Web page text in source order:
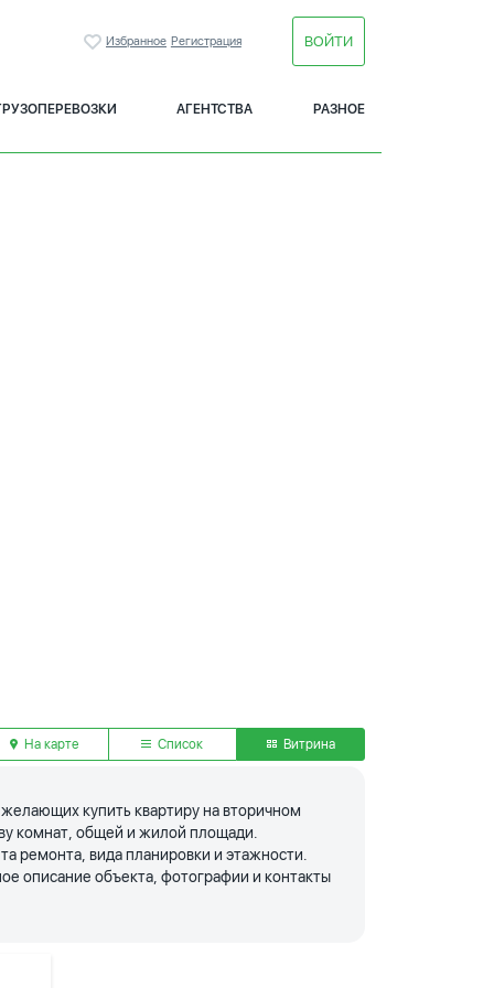
Избранное Регистрация ВОЙТИ
АГЕНТСТВА РАЗНОЕ
На карте Список Витрина
купить квартиру на вторичном
комнат, общей и жилой площади.
ремонта, вида планировки и этажности.
описание объекта, фотографии и контакты